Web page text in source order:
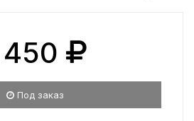
450
Под заказ